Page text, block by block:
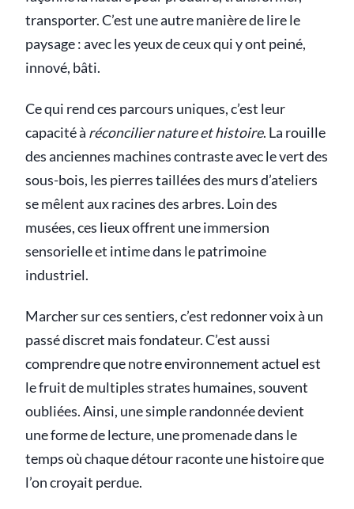
transporter. C’est une autre manière de lire le
paysage : avec les yeux de ceux qui y ont peiné,
innové, bâti.
Ce qui rend ces parcours uniques, c’est leur
capacité à réconcilier nature et histoire. La rouille
des anciennes machines contraste avec le vert des
sous-bois, les pierres taillées des murs d’ateliers
se mêlent aux racines des arbres. Loin des
musées, ces lieux offrent une immersion
sensorielle et intime dans le patrimoine
industriel.
Marcher sur ces sentiers, c’est redonner voix à un
passé discret mais fondateur. C’est aussi
comprendre que notre environnement actuel est
le fruit de multiples strates humaines, souvent
oubliées. Ainsi, une simple randonnée devient
une forme de lecture, une promenade dans le
temps où chaque détour raconte une histoire que
l’on croyait perdue.